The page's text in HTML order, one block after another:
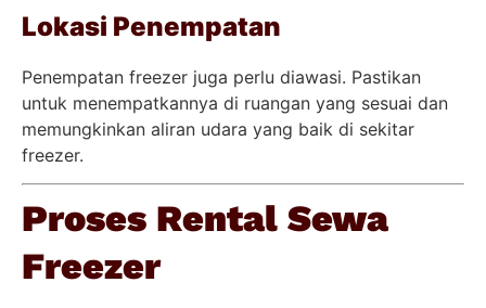
Lokasi Penempatan
Penempatan freezer juga perlu diawasi. Pastikan
untuk menempatkannya di ruangan yang sesuai dan
memungkinkan aliran udara yang baik di sekitar
freezer.
Proses Rental Sewa
Freezer